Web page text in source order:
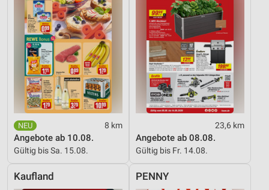
8 km
Angebote ab 10.08.
Gültig bis Sa. 15.08.
23,6 km
Angebote ab 08.08.
Gültig bis Fr. 14.08.
Kaufland PENNY
Analyse von Zielgruppen durch Statistiken oder
Kombinationen von Daten aus verschiedenen
Quellen
Entwicklung und Verbesserung der Angebote
Verwendung reduzierter Daten zur Auswahl von
Inhalten
IAB-Besonderheiten:
Verwendung genauer Standortdaten
Geräte anhand von aktiv angeforderten
Informationen identifizieren
Nicht-IAB-Verarbeitungszwecke: